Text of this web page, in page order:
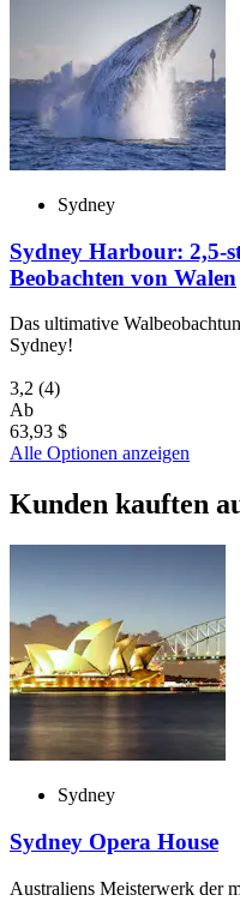
Sydney
Sydney Harbour: 2,5-
Beobachten von Walen
Das ultimative
Sydney!
3,2 (4)
Ab
63,93 $
Alle Optionen anzeigen
Kunden kauften
Sydney
Sydney Opera House
Australiens Meisterwerk der